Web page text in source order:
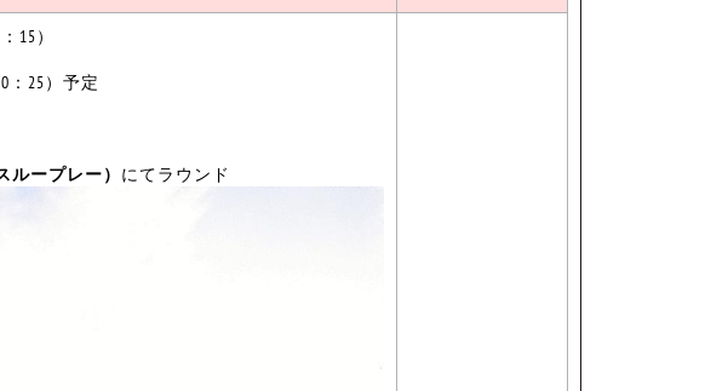
15）
：25）予定
ープレー） にてラウンド